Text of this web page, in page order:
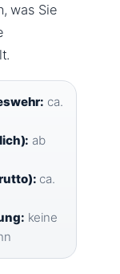
was Sie
ca.
ab
ca.
keine